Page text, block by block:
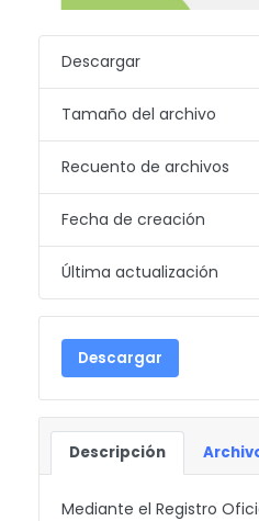
Descargar
Tamaño del archivo
Recuento de archivos
Fecha de creación
Última actualización
Descargar
Descripción
Mediante el Registro